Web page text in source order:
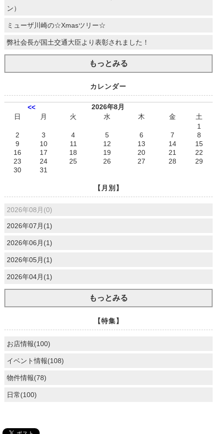
ン）
ミューザ川崎の☆Xmasツリー☆
弊社会長が国土交通大臣より表彰されました！
もっとみる
カレンダー
<<
2026年8月
日
月 火 水 木 金
土
1
2
3 4 5 6 7
8
9
10 11 12 13 14
15
16
17 18 19 20 21
22
23
24 25 26 27 28
29
30
31
【月別】
2026年08月(0)
2026年07月(1)
2026年06月(1)
2026年05月(1)
2026年04月(1)
もっとみる
【特集】
お店情報(100)
イベント情報(108)
物件情報(78)
日常(100)